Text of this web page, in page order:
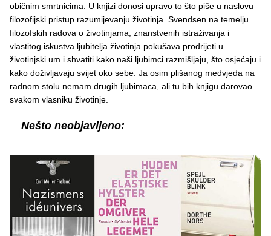
običnim smrtnicima. U knjizi donosi upravo to što piše u naslovu –
filozofijski pristup razumijevanju životinja. Svendsen na temelju
filozofskih radova o životinjama, znanstvenih istraživanja i
vlastitog iskustva ljubitelja životinja pokušava prodrijeti u
životinjski um i shvatiti kako naši ljubimci razmišljaju, što osjećaju i
kako doživljavaju svijet oko sebe. Ja osim plišanog medvjeda na
radnom stolu nemam drugih ljubimaca, ali tu bih knjigu darovao
svakom vlasniku životinje.
Nešto neobjavljeno: